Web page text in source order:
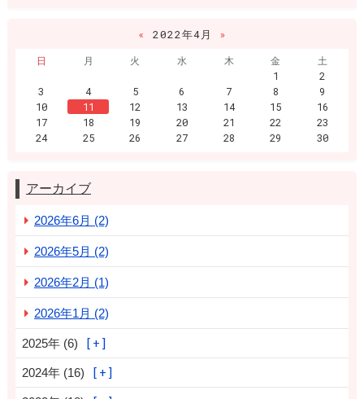
« 2022年4月
»
日
月 火 水 木 金
土
1
2
3
4 5 6 7 8
9
10
11 12 13 14 15
16
17
18 19 20 21 22
23
24
25 26 27 28 29 30
アーカイブ
2026年6月 (2)
2026年5月 (2)
2026年2月 (1)
2026年1月 (2)
2025年 (6)
2024年 (16)